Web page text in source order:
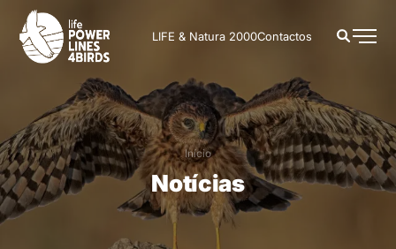
LIFE & Natura 2000Contactos
Início
Notícias